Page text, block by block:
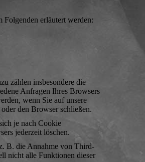
erläutert werden:
zählen insbesondere die
Anfragen Ihres Browsers
wenn Sie auf unsere
den Browser schließen.
je nach Cookie
jederzeit löschen.
B. die Annahme von Third-
nicht alle Funktionen dieser